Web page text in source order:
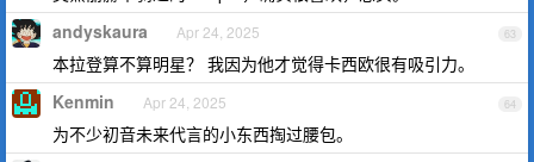
63
andyskaura Apr 24, 2025
本拉登算不算明星？ 我因为他才觉得卡西欧很有吸引力。
64
Kenmin Apr 24, 2025
为不少初音未来代言的小东西掏过腰包。